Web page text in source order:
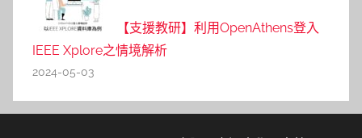
【支援教研】利用OpenAthens登入
IEEE Xplore之情境解析
2024-05-03